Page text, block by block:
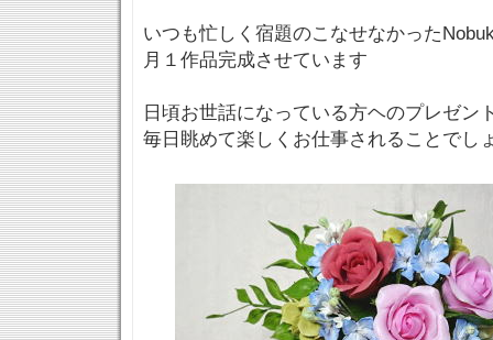
いつも忙しく宿題のこなせなかった
月１作品完成させています
日頃お世話になっている方ヘのプレゼン
毎日眺めて楽しくお仕事されることでし